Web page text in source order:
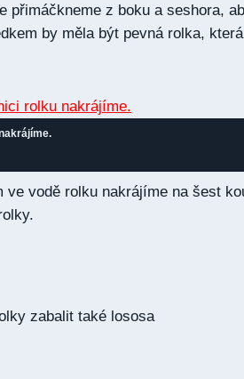
přimáčkneme z boku a seshora,
by měla být pevná rolka,
ve vodě rolku nakrájíme na šest
zabalit také lososa